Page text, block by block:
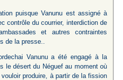
puisque Vanunu est assigné à
contrôle du courrier, interdiction de
et autres contraintes
de la presse..
Vanunu a été engagé à la
le désert du Néguef au moment où
vouloir produire, à partir de la fission